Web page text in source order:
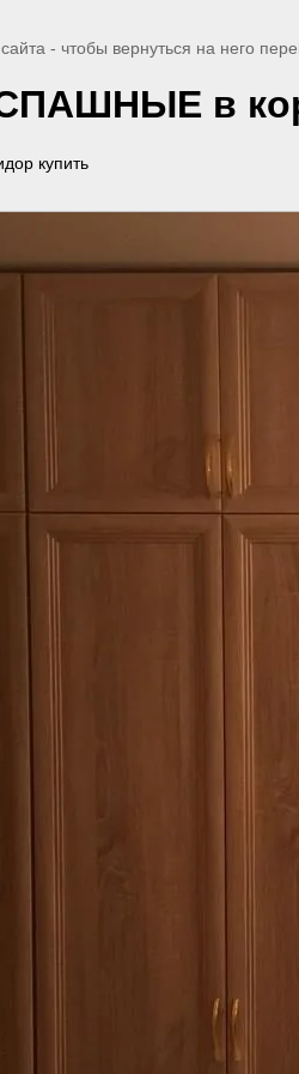
- чтобы вернуться на него
в
купить